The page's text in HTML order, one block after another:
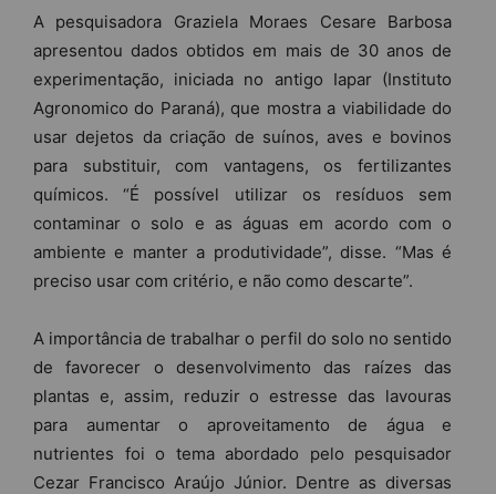
A pesquisadora Graziela Moraes Cesare Barbosa
apresentou dados obtidos em mais de 30 anos de
experimentação, iniciada no antigo Iapar (Instituto
Agronomico do Paraná), que mostra a viabilidade do
usar dejetos da criação de suínos, aves e bovinos
para substituir, com vantagens, os fertilizantes
químicos. “É possível utilizar os resíduos sem
contaminar o solo e as águas em acordo com o
ambiente e manter a produtividade”, disse. “Mas é
preciso usar com critério, e não como descarte”.
A importância de trabalhar o perfil do solo no sentido
de favorecer o desenvolvimento das raízes das
plantas e, assim, reduzir o estresse das lavouras
para aumentar o aproveitamento de água e
nutrientes foi o tema abordado pelo pesquisador
Cezar Francisco Araújo Júnior. Dentre as diversas